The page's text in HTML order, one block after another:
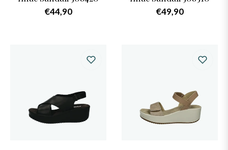
Prezzo
€44,90
Prezzo
€49,90